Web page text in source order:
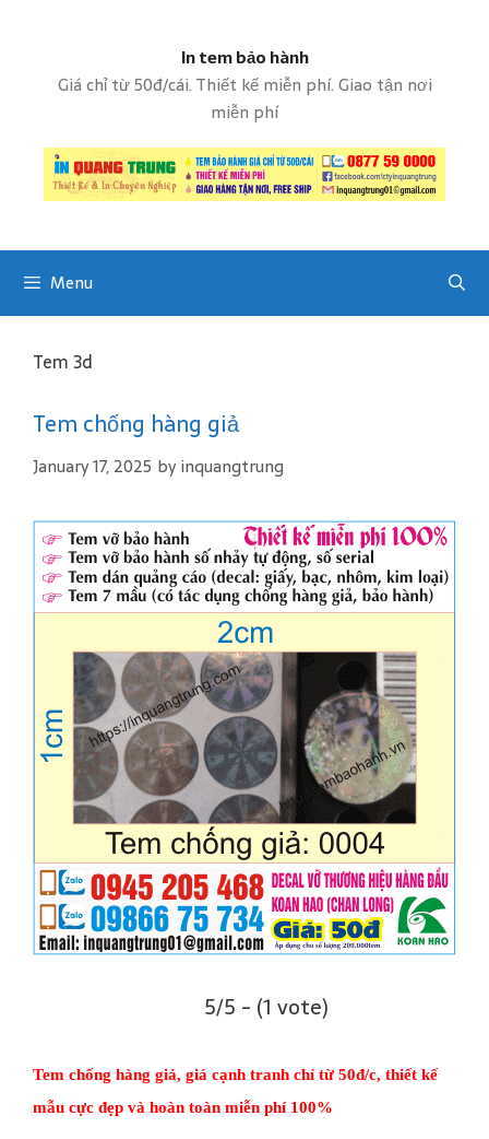
t
In tem bảo hành
Giá chỉ từ 50đ/cái. Thiết kế miễn phí. Giao tận nơi
miễn phí
Menu
Tem 3d
Tem chống hàng giả
January 17, 2025 by inquangtrung
5/5 - (1 vote)
Tem chống hàng giả, giá cạnh tranh chỉ từ 50đ/c, thiết kế
mẫu cực đẹp và hoàn toàn miễn phí 100%